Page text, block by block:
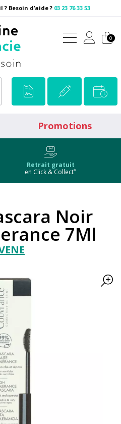
Besoin d’aide ? 03 23 76 33 53
Pharmacie Lamartine
0
Promotions
Retrait gratuit
en Click & Collect*
Noir
7Ml